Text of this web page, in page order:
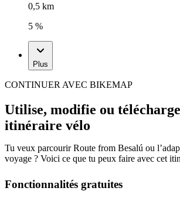
0,5 km
5 %
Plus
CONTINUER AVEC BIKEMAP
Utilise, modifie ou
itinéraire vélo
Tu veux parcourir Route from Besalú ou
voyage ? Voici ce que tu peux faire avec cet
Fonctionnalités gratuites